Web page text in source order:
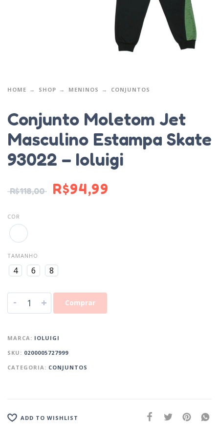
HOME SHOP MENINOS CONJUNTOS
Conjunto Moletom Jet
Masculino Estampa Skate
93022 – Ioluigi
R$118,00 R$94,99
COR
TAMANHO
4 6 8
- + Comprar
MARCA: IOLUIGI
SKU: 0200005727999
CATEGORIA: CONJUNTOS
ADD TO WISHLIST